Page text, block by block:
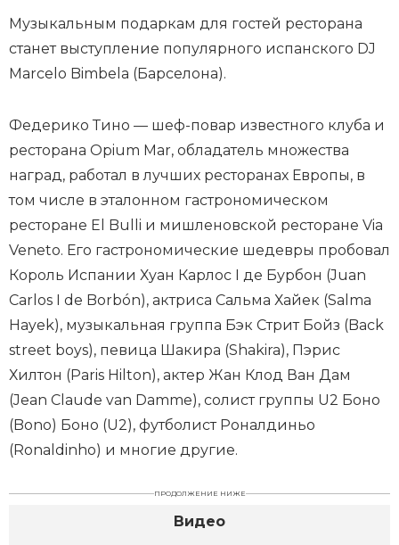
Музыкальным подаркам для гостей ресторана
станет выступление популярного испанского DJ
Marcelo Bimbela (Барселона).
Федерико Тино — шеф-повар известного клуба и
ресторана Opium Mar, обладатель множества
наград, работал в лучших ресторанах Европы, в
том числе в эталонном гастрономическом
ресторане El Bulli и мишленовской ресторане Via
Veneto. Его гастрономические шедевры пробовал
Король Испании Хуан Карлос I де Бурбон (Juan
Carlos I de Borbón), актриса Сальма Хайек (Salma
Hayek), музыкальная группа Бэк Стрит Бойз (Back
street boys), певица Шакира (Shakira), Пэрис
Хилтон (Paris Hilton), актер Жан Клод Ван Дам
(Jean Claude van Damme), солист группы U2 Боно
(Bono) Боно (U2), футболист Роналдиньо
(Ronaldinho) и многие другие.
ПРОДОЛЖЕНИЕ НИЖЕ
Видео